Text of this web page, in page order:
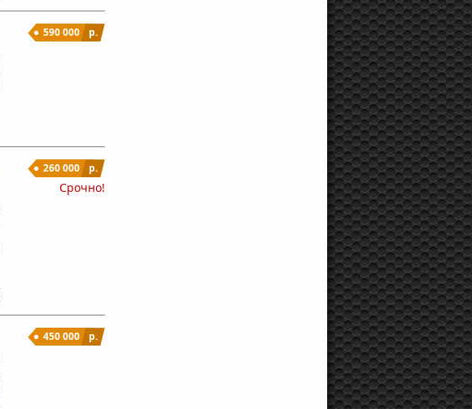
590 000 р.
260 000 р.
Срочно!
450 000 р.